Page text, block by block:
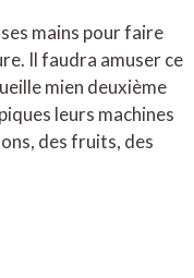
mains pour faire
Il faudra amuser ce
mien deuxième
leurs machines
des fruits, des